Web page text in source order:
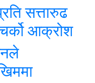
सत्तारुढ
आक्रोश